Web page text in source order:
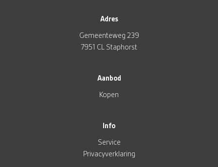
Adres
Gemeenteweg 239
7951 CL Staphorst
Aanbod
Kopen
Info
Service
Privacyverklaring